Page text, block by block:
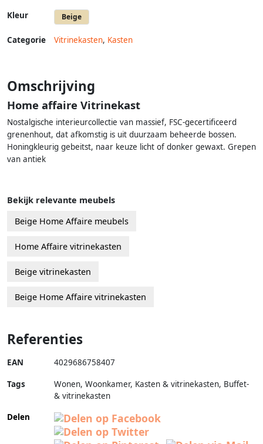
Kleur Beige
Categorie Vitrinekasten, Kasten
Omschrijving
Home affaire Vitrinekast
Nostalgische interieurcollectie van massief, FSC-gecertificeerd
grenenhout, dat afkomstig is uit duurzaam beheerde bossen.
Honingkleurig gebeitst, naar keuze licht of donker gewaxt. Grepen
van antiek
Bekijk relevante meubels
Beige Home Affaire meubels
Home Affaire vitrinekasten
Beige vitrinekasten
Beige Home Affaire vitrinekasten
Referenties
EAN 4029686758407
Tags
Wonen, Woonkamer, Kasten & vitrinekasten, Buffet-
& vitrinekasten
Delen